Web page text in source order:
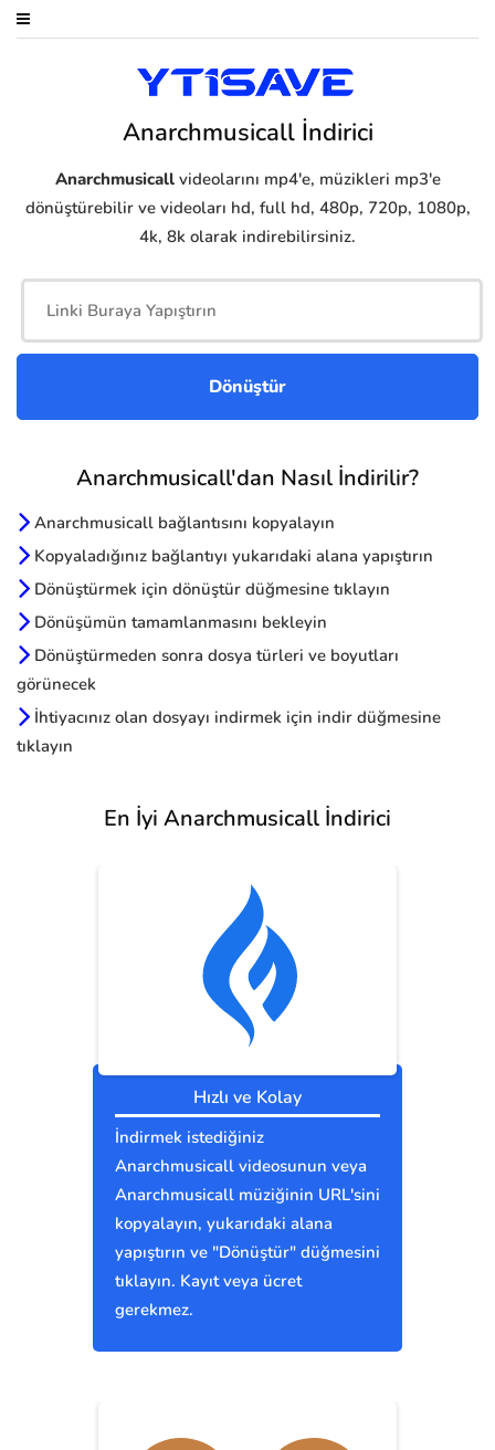
Anarchmusicall İndirici
Anarchmusicallvideolarını mp4'e, müzikleri mp3'e
dönüştürebilir ve videoları hd, full hd, 480p, 720p, 1080p,
4k, 8k olarak indirebilirsiniz.
Anarchmusicall'dan Nasıl İndirilir?
Anarchmusicall bağlantısını kopyalayın
Kopyaladığınız bağlantıyı yukarıdaki alana yapıştırın
Dönüştürmek için dönüştür düğmesine tıklayın
Dönüşümün tamamlanmasını bekleyin
Dönüştürmeden sonra dosya türleri ve boyutları
görünecek
İhtiyacınız olan dosyayı indirmek için indir düğmesine
tıklayın
En İyi Anarchmusicall İndirici
Hızlı ve Kolay
İndirmek istediğiniz
Anarchmusicall videosunun veya
Anarchmusicall müziğinin URL'sini
kopyalayın, yukarıdaki alana
yapıştırın ve "Dönüştür" düğmesini
tıklayın. Kayıt veya ücret
gerekmez.